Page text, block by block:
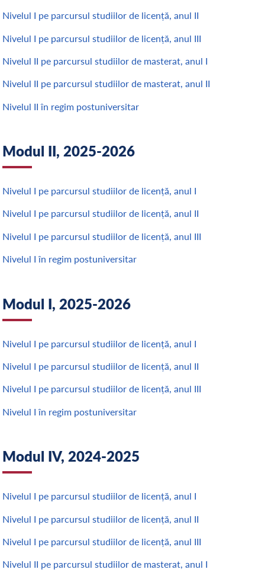
Nivelul I pe parcursul studiilor de licență, anul II
Nivelul I pe parcursul studiilor de licență, anul III
Nivelul II pe parcursul studiilor de masterat, anul I
Nivelul II pe parcursul studiilor de masterat, anul II
Nivelul II în regim postuniversitar
Modul II, 2025-2026
Nivelul I pe parcursul studiilor de licență, anul I
Nivelul I pe parcursul studiilor de licență, anul II
Nivelul I pe parcursul studiilor de licență, anul III
Nivelul I în regim postuniversitar
Modul I, 2025-2026
Nivelul I pe parcursul studiilor de licență, anul I
Nivelul I pe parcursul studiilor de licență, anul II
Nivelul I pe parcursul studiilor de licență, anul III
Nivelul I în regim postuniversitar
Modul IV, 2024-2025
Nivelul I pe parcursul studiilor de licență, anul I
Nivelul I pe parcursul studiilor de licență, anul II
Nivelul I pe parcursul studiilor de licență, anul III
Nivelul II pe parcursul studiilor de masterat, anul I